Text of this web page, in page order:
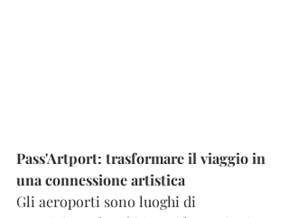
Pass'Artport: trasformare il viaggio in
una connessione artistica
Gli aeroporti sono luoghi di